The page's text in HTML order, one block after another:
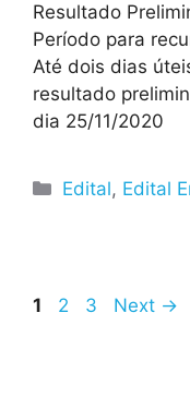
Resultado
Período para
Até dois dias
resultado
dia 25/11/2020
Edital, Edital
1 2 3 Next →